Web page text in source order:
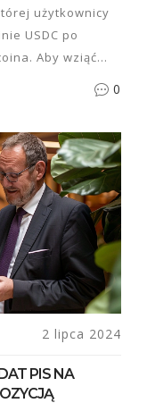
użytkownicy
USDC po
Aby wziąć
Promocja ma
0
2 lipca 2024
PIS NA